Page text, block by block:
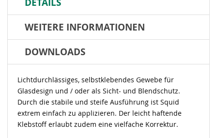
WEITERE INFORMATIONEN
DOWNLOADS
Lichtdurchlässiges, selbstklebendes Gewebe für
Glasdesign und / oder als Sicht- und Blendschutz.
Durch die stabile und steife Ausführung ist Squid
extrem einfach zu applizieren. Der leicht haftende
Klebstoff erlaubt zudem eine vielfache Korrektur.